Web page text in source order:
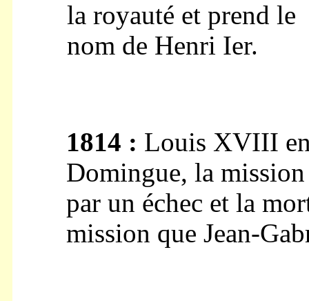
la royauté et prend le
nom de Henri Ier.
1814 : Louis XVIII
Domingue, la
par un échec et la
mission que Jean-